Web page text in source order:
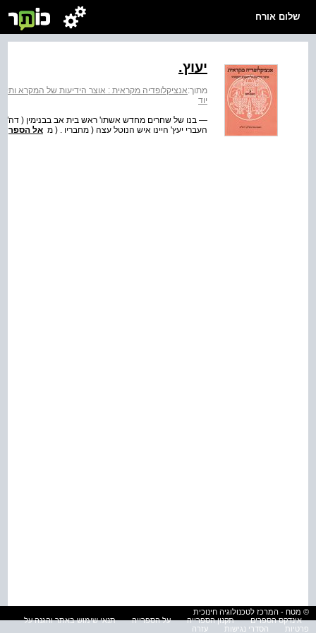
שלום אורח
יעוץ.
מתוך:אנציקלופדיה מקראית : אוצר הידיעות של המקרא
יוד
— בנו של שחרים מחדש אשתו' ראש בית אב בבנימין (
העברי יעץ' היינו איש הנוטל עצה ( מחבריו . ( מ אל הספר
© מטח - המרכז לטכנולוגיה חינוכית
אינדקס הספרים
תקנון הספרייה על הספרייה
תנאי שימוש באתר והגנה על
פרטיות
הסדרי נגישות עזרה